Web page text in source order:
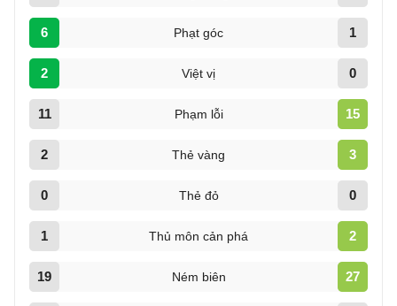
6 Phạt góc 1
2 Việt vị 0
11 Phạm lỗi 15
2 Thẻ vàng 3
0 Thẻ đỏ 0
1 Thủ môn cản phá 2
19 Ném biên 27